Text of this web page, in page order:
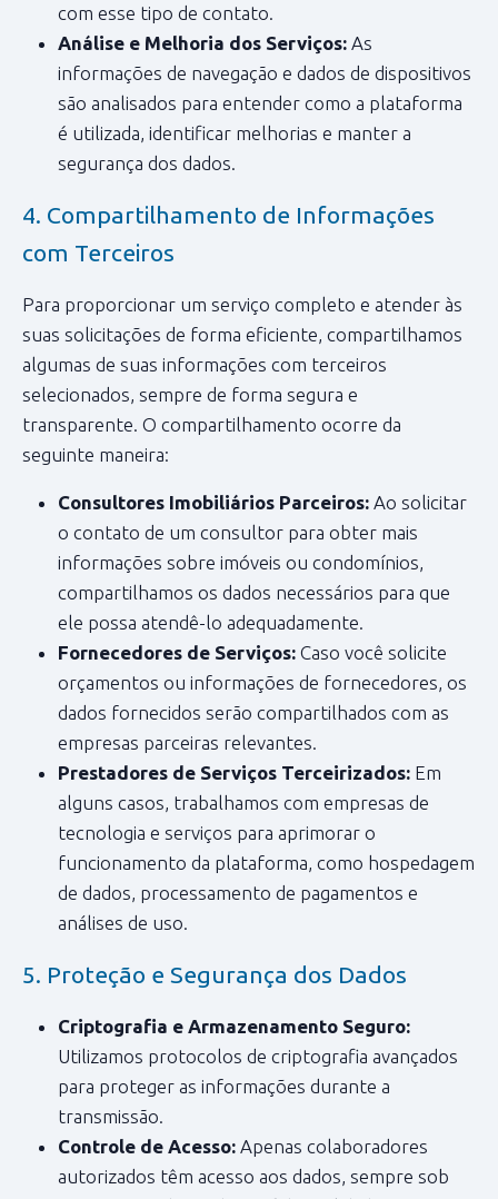
com esse tipo de contato.
Análise e Melhoria dos Serviços: As
informações de navegação e dados de dispositivos
são analisados para entender como a plataforma
é utilizada, identificar melhorias e manter a
segurança dos dados.
4. Compartilhamento de Informações
com Terceiros
Para proporcionar um serviço completo e atender às
suas solicitações de forma eficiente, compartilhamos
algumas de suas informações com terceiros
selecionados, sempre de forma segura e
transparente. O compartilhamento ocorre da
seguinte maneira:
Consultores Imobiliários Parceiros: Ao solicitar
o contato de um consultor para obter mais
informações sobre imóveis ou condomínios,
compartilhamos os dados necessários para que
ele possa atendê-lo adequadamente.
Fornecedores de Serviços: Caso você solicite
orçamentos ou informações de fornecedores, os
dados fornecidos serão compartilhados com as
empresas parceiras relevantes.
Prestadores de Serviços Terceirizados: Em
alguns casos, trabalhamos com empresas de
tecnologia e serviços para aprimorar o
funcionamento da plataforma, como hospedagem
de dados, processamento de pagamentos e
análises de uso.
5. Proteção e Segurança dos Dados
Criptografia e Armazenamento Seguro:
Utilizamos protocolos de criptografia avançados
para proteger as informações durante a
transmissão.
Controle de Acesso: Apenas colaboradores
autorizados têm acesso aos dados, sempre sob